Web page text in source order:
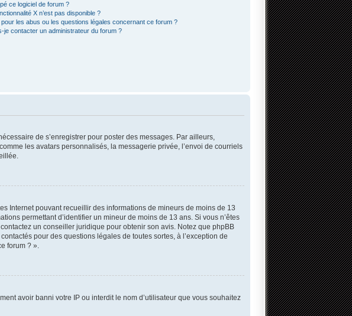
ce logiciel de forum ?
X n’est pas disponible ?
les abus ou les questions légales concernant ce forum ?
je contacter un administrateur du forum ?
de s’enregistrer pour poster des messages. Par ailleurs,
les avatars personnalisés, la messagerie privée, l’envoi de courriels
Internet pouvant recueillir des informations de mineurs de moins de 13
permettant d’identifier un mineur de moins de 13 ans. Si vous n’êtes
un conseiller juridique pour obtenir son avis. Notez que phpBB
pour des questions légales de toutes sortes, à l’exception de
forum ? ».
avoir banni votre IP ou interdit le nom d’utilisateur que vous souhaitez